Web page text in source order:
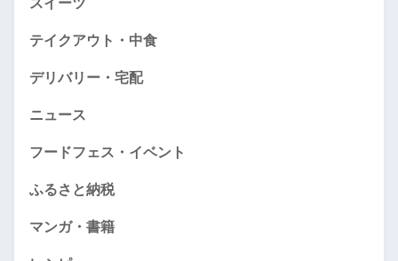
スイーツ
テイクアウト・中食
デリバリー・宅配
ニュース
フードフェス・イベント
ふるさと納税
マンガ・書籍